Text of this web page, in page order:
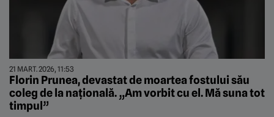
21 MART. 2026, 11:53
Florin Prunea, devastat de moartea fostului său
coleg de la națională. „Am vorbit cu el. Mă suna tot
timpul”